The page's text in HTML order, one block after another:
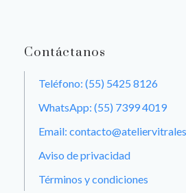
Contáctanos
Teléfono: (55) 5425 8126
WhatsApp: (55) 7399 4019
Email:
Aviso de privacidad
Términos y condiciones